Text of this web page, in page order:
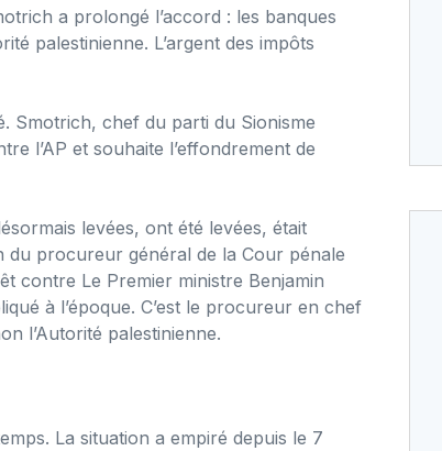
a prolongé l’accord : les banques
palestinienne. L’argent des impôts
Smotrich, chef du parti du Sionisme
l’AP et souhaite l’effondrement de
levées, ont été levées, était
du procureur général de la Cour pénale
contre Le Premier ministre Benjamin
à l’époque. C’est le procureur en chef
l’Autorité palestinienne.
La situation a empiré depuis le 7